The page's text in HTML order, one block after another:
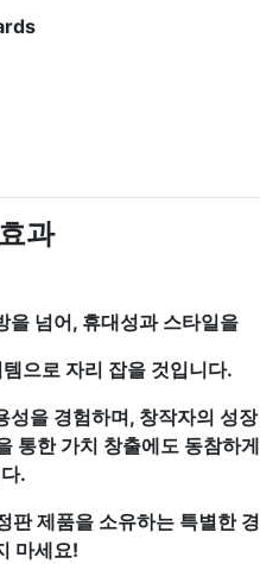
과
을 넘어, 휴대성과 스타일을
으로 자리 잡을 것입니다.
성을 경험하며, 창작자의 성장
통한 가치 창출에도 동참하게
.
판 제품을 소유하는 특별한 경
마세요!